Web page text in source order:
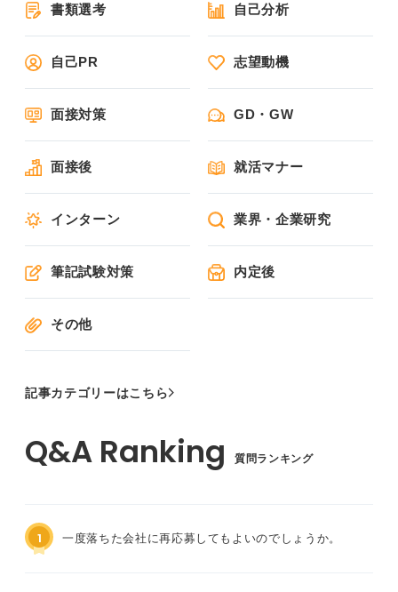
書類選考 自己分析
自己PR 志望動機
面接対策 GD・GW
面接後 就活マナー
インターン 業界・企業研究
筆記試験対策 内定後
その他
記事カテゴリーはこちら
質問ランキング
1 一度落ちた会社に再応募してもよいのでしょうか。